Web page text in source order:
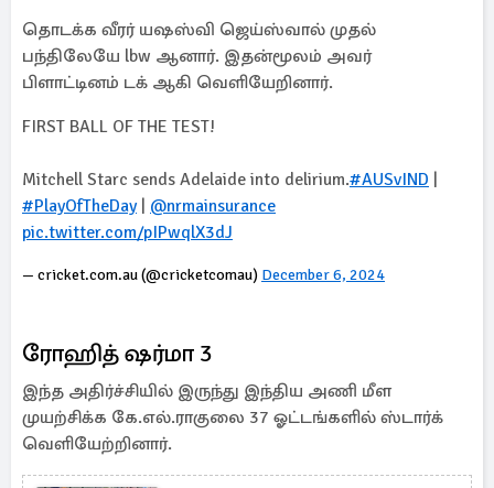
தொடக்க வீரர் யஷஸ்வி ஜெய்ஸ்வால் முதல்
பந்திலேயே lbw ஆனார். இதன்மூலம் அவர்
பிளாட்டினம் டக் ஆகி வெளியேறினார்.
FIRST BALL OF THE TEST!
Mitchell Starc sends Adelaide into delirium.#AUSvIND
#PlayOfTheDay| @nrmainsurance
pic.twitter.com/pIPwqlX3dJ
— cricket.com.au (@cricketcomau) December 6, 2024
ரோஹித் ஷர்மா 3
இந்த அதிர்ச்சியில் இருந்து இந்திய அணி மீள
முயற்சிக்க கே.எல்.ராகுலை 37 ஓட்டங்களில் ஸ்டார்க்
வெளியேற்றினார்.